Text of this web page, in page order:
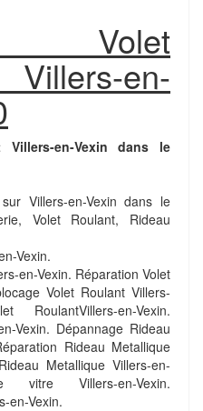
Volet
en-
Villers-en-Vexin dans le
Villers-en-Vexin dans le
Volet Roulant, Rideau
Vexin.
en-Vexin. Réparation Volet
Volet Roulant Villers-
RoulantVillers-en-Vexin.
Vexin. Dépannage Rideau
Rideau Metallique
Metallique Villers-en-
vitre Villers-en-Vexin.
en-Vexin.